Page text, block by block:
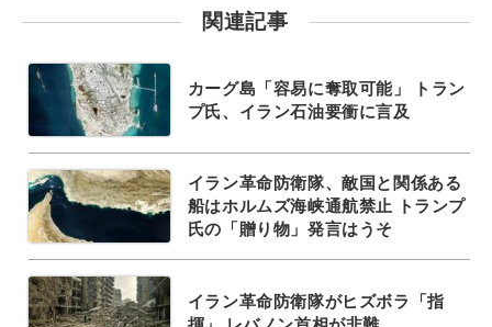
関連記事
カーグ島「容易に奪取可能」 トラン
プ氏、イラン石油要衝に言及
イラン革命防衛隊、敵国と関係ある
船はホルムズ海峡通航禁止 トランプ
氏の「贈り物」発言はうそ
イラン革命防衛隊がヒズボラ「指